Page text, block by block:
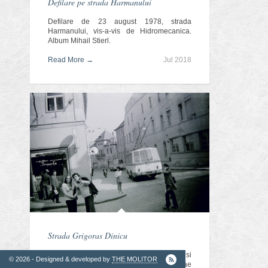
2. Finantatori
Ordinul
Arhitectilor
© 2026 - Designed & developed by THE MOLITOR
Defilare pe strada Harmanului
Defilare de 23 august 1978, strada
Harmanului, vis-a-vis de Hidromecanica.
Album Mihail Stierl.
Jul 2018
Read More →
Strada Grigoras Dinicu
La intersectia strazilor Apollonia Hirscher si
Grigoras Dinicu, 1973 (album Nicolae